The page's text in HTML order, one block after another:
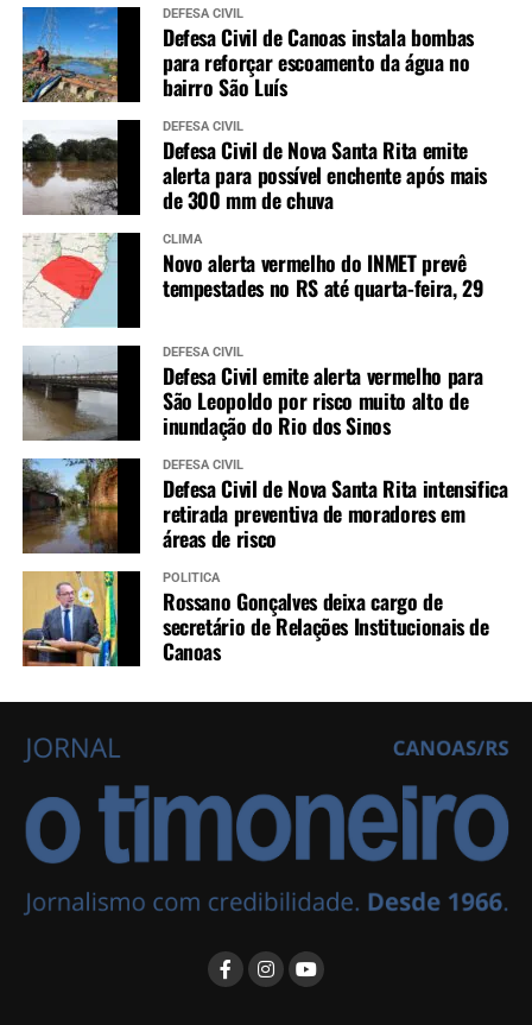
DEFESA CIVIL
Defesa Civil de Canoas instala bombas
para reforçar escoamento da água no
bairro São Luís
DEFESA CIVIL
Defesa Civil de Nova Santa Rita emite
alerta para possível enchente após mais
de 300 mm de chuva
CLIMA
Novo alerta vermelho do INMET prevê
tempestades no RS até quarta-feira, 29
DEFESA CIVIL
Defesa Civil emite alerta vermelho para
São Leopoldo por risco muito alto de
inundação do Rio dos Sinos
DEFESA CIVIL
Defesa Civil de Nova Santa Rita intensifica
retirada preventiva de moradores em
áreas de risco
POLÍTICA
Rossano Gonçalves deixa cargo de
secretário de Relações Institucionais de
Canoas